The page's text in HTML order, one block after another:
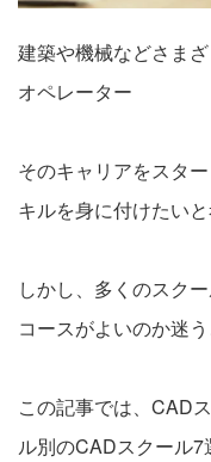
お電
東 京 0120-630-660
建築や機械などさま
オペレーター
そのキャリアをスタ
キルを身に付けたい
しかし、多くのスク
コースがよいのか迷
この記事では、CAD
ル別のCADスクール